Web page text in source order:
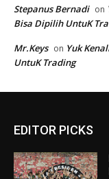
EDITOR PICKS